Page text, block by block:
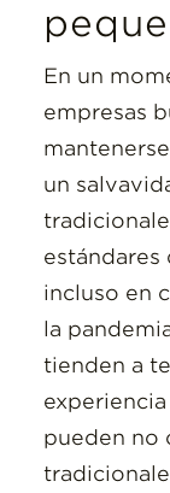
En un
empresas
un
estándares
incluso en
la
tienden a
pueden no